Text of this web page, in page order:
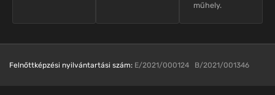
műhely.
Felnőttképzési nyilvántartási szám: E/2021/000124 B/2021/001346